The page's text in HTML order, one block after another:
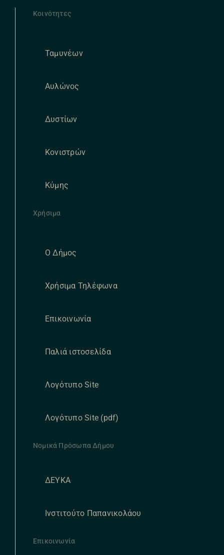
Κοινότητες
Ταμυνέων
Αυλώνος
Δυστίων
Κονιστρών
Κύμης
Χρήσιμα
Ο Δήμος
Χρήσιμα Τηλέφωνα
Επικοινωνία
Παλιά ιστοσελίδα
Λογότυπο Site
Λογότυπο Site (pdf)
Νομικά Πρόσωπα Δήμου
ΔΕΥΚΑ
Ινστιτούτο Παπανικολάου
Επικοινωνία